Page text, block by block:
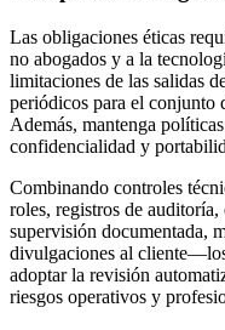
Las obligaciones éticas
no abogados y a la
limitaciones de las salidas
periódicos para el conjunto
Además, mantenga
confidencialidad y
Combinando controles
roles, registros de
supervisión documentada,
divulgaciones al
adoptar la revisión
riesgos operativos y